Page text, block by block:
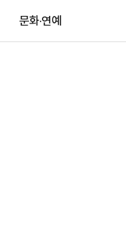
문화·연예